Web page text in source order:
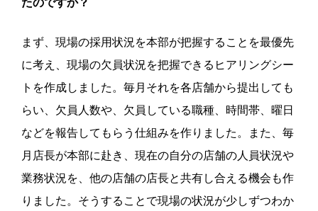
たのですか？
まず、現場の採用状況を本部が把握することを最優先
に考え、現場の欠員状況を把握できるヒアリングシー
トを作成しました。毎月それを各店舗から提出しても
らい、欠員人数や、欠員している職種、時間帯、曜日
などを報告してもらう仕組みを作りました。また、毎
月店長が本部に赴き、現在の自分の店舗の人員状況や
業務状況を、他の店舗の店長と共有し合える機会も作
りました。そうすることで現場の状況が少しずつわか